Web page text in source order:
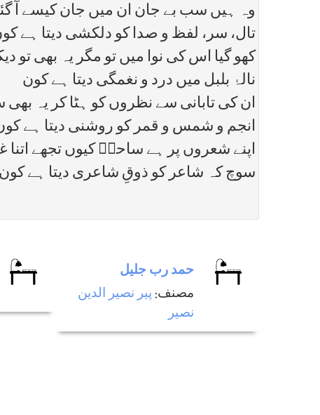
وہ ہیں سب بے جان ان میں جان کیسے آ
تال، سر، لفظ و صدا کو دلکشی دیتا ہے
کھو گیا اس کی نوا میں تو مگر یہ بھی تو
نالۂ بلبل میں درد و نغمگی دیتا ہے کون
ان کی تابانی سے نظروں کو ہٹا کر یہ
انجم و شمس و قمر کو روشنی دیتا ہے
اپنے شعروں پر ہے ساحلؔ کیوں تجھے اتنا
سوچ کہ شاعر کو ذوقِ شاعری دیتا ہے کون
حمد رب جليل
مصنف:پیر نصیر الدین
نصیر